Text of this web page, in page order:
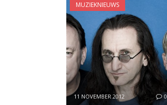
MUZIEKNIEUWS
11 NOVEMBER 2012 0